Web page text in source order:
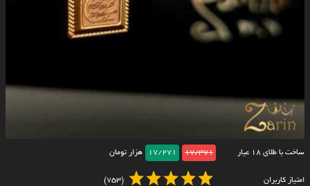
ساخت با طلای ۱۸ عیار 17/371
17/271 هزار تومان
امتیاز کاربران (753)